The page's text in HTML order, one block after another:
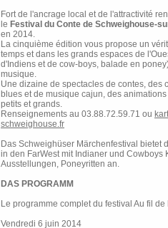
Fort de l'ancrage local et de l'attractivité
le Festival du Conte de Schweighouse-
en 2014.
La cinquième édition vous propose un
temps et dans les grands espaces de
d'Indiens et de cow-boys, balade en
musique.
Une dizaine de spectacles de contes, des
blues et de musique cajun, des
petits et grands.
Renseignements au 03.88.72.59.71 ou
schweighouse.fr
Das Schweighüser Märchenfestival bietet
in den FarWest mit Indianer und Cowboys
Ausstellungen, Poneyritten an.
DAS PROGRAMM
Le programme complet du festival Au fil
Vendredi 6 juin 2014